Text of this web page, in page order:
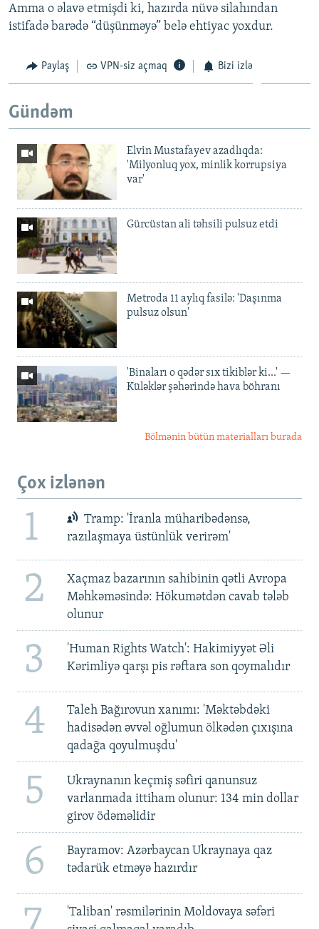
Amma o əlavə etmişdi ki, hazırda nüvə silahından
istifadə barədə “düşünməyə” belə ehtiyac yoxdur.
Paylaş VPN-siz açmaq Bizi izlə
Gündəm
Elvin Mustafayev azadlıqda:
'Milyonluq yox, minlik korrupsiya
var'
Gürcüstan ali təhsili pulsuz etdi
Metroda 11 aylıq fasilə: 'Daşınma
pulsuz olsun'
'Binaları o qədər sıx tikiblər ki...' —
Küləklər şəhərində hava böhranı
Bölmənin bütün materialları burada
Çox izlənən
1
Tramp: 'İranla müharibədənsə,
razılaşmaya üstünlük verirəm'
2
Xaçmaz bazarının sahibinin qətli Avropa
Məhkəməsində: Hökumətdən cavab tələb
olunur
3
'Human Rights Watch': Hakimiyyət Əli
Kərimliyə qarşı pis rəftara son qoymalıdır
4
Taleh Bağırovun xanımı: 'Məktəbdəki
hadisədən əvvəl oğlumun ölkədən çıxışına
qadağa qoyulmuşdu'
5
Ukraynanın keçmiş səfiri qanunsuz
varlanmada ittiham olunur: 134 min dollar
girov ödəməlidir
6
Bayramov: Azərbaycan Ukraynaya qaz
tədarük etməyə hazırdır
'Taliban' rəsmilərinin Moldovaya səfəri